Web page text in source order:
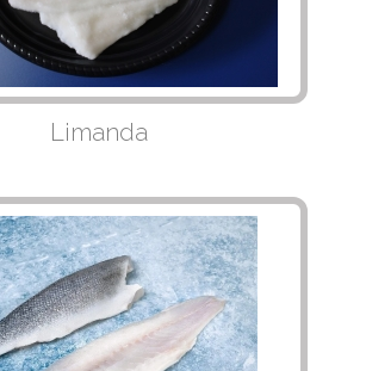
Limanda